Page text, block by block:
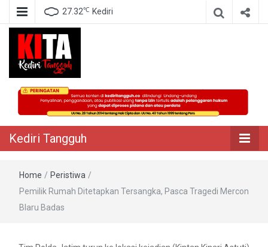
27.32℃ Kediri
Kediri Tangguh
Berita Akurat Terpercaya
Kediri Tangguh
Home / Peristiwa /
Pemilik Rumah Ditetapkan Tersangka, Pasca Tragedi Mercon
Blaru Badas